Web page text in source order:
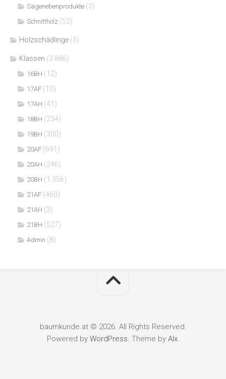
Sägenebenprodukte (3)
Schnittholz (52)
Holzschädlinge (3)
Klassen (3.886)
16BH (12)
17AF (10)
17AH (41)
18BH (234)
19BH (300)
20AF (691)
20AH (246)
20BH (1.356)
21AF (460)
21AH (3)
21BH (527)
Admin (8)
baumkunde.at © 2026. All Rights Reserved.
Powered by WordPress. Theme by Alx.